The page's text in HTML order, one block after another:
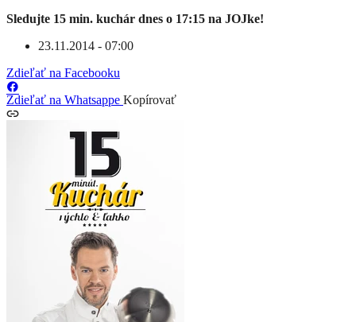
Sledujte 15 min. kuchár dnes o 17:15 na JOJke!
23.11.2014 - 07:00
Zdieľať na Facebooku
Zdieľať na Whatsappe Kopírovať